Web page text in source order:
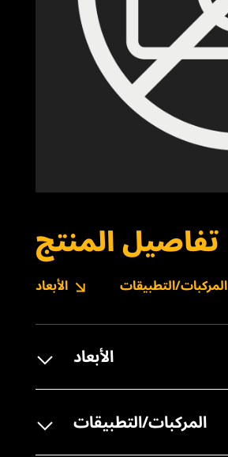
تفاصيل المنتج
الأبعاد المركبات/التطبيقات
الأبعاد
المركبات/التطبيقات